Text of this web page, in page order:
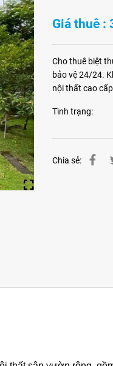
Giá thuê :
Cho thuê biệt
bảo vệ 24/24.
nội thất cao
Tình trạng:
Chia sẻ: